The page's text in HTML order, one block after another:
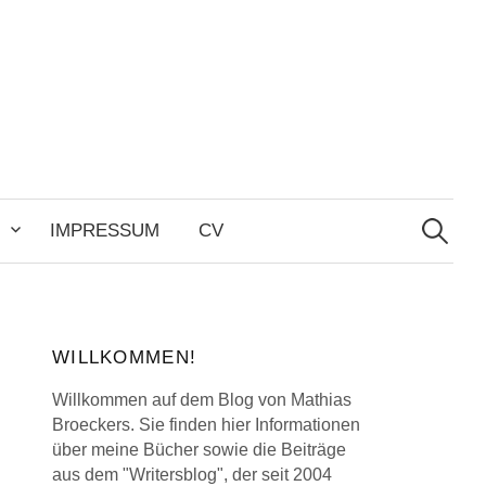
IMPRESSUM CV
Search
for:
WILLKOMMEN!
Willkommen auf dem Blog von Mathias
Broeckers. Sie finden hier Informationen
über meine Bücher sowie die Beiträge
aus dem "Writersblog", der seit 2004